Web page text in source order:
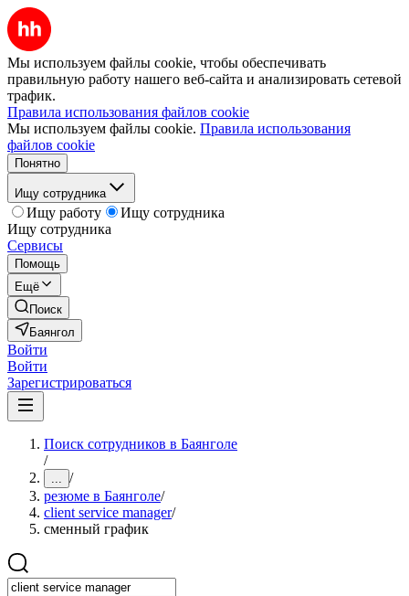
Мы используем файлы cookie, чтобы обеспечивать
правильную работу нашего веб-сайта и анализировать сетевой
трафик.
Правила использования файлов cookie
Мы используем файлы cookie. Правила использования
файлов cookie
Понятно
Ищу сотрудника
Ищу работу
Ищу сотрудника
Ищу сотрудника
Сервисы
Помощь
Ещё
Поиск
Баянгол
Войти
Войти
Зарегистрироваться
Поиск сотрудников в Баянголе
/
... /
резюме в Баянголе/
client service manager/
сменный график